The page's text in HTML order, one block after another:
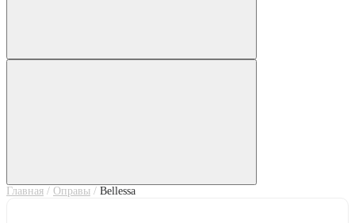
Главная / Оправы / Bellessa